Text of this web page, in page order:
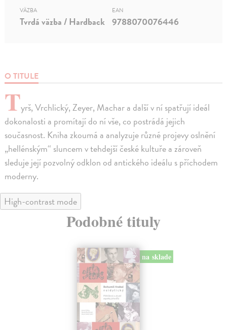
O TITULE
Tyrš, Vrchlický, Zeyer, Machar a další v ní spatřují ideál
dokonalosti a promítají do ní vše, co postrádá jejich
současnost. Kniha zkoumá a analyzuje různé projevy oslnění
„hellénským“ sluncem v tehdejší české kultuře a zároveň
sleduje její pozvolný odklon od antického ideálu s příchodem
moderny.
VÄZBA
Tvrdá väzba / Hardback
EAN
9788070076446
High-contrast mode
Podobné tituly
na sklade